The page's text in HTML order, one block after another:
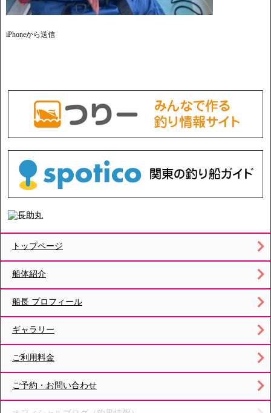
iPhoneから送信
トップページ
船体紹介
船長 プロフィール
ギャラリー
ご利用料金
ご予約・お問い合わせ